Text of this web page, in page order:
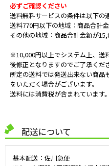
必ずご確認ください
送料無料サービスの条件は以下の
送料770円以下の地域：商品合計
その他の地域：商品合計金額が
※10,000円以上でシステム上、送
後修正となりますのでご了承くだ
所定の送料では発送出来ない商品
をいただく場合がございます。
送料には消費税が含まれています。
配送について
基本配送：佐川急便